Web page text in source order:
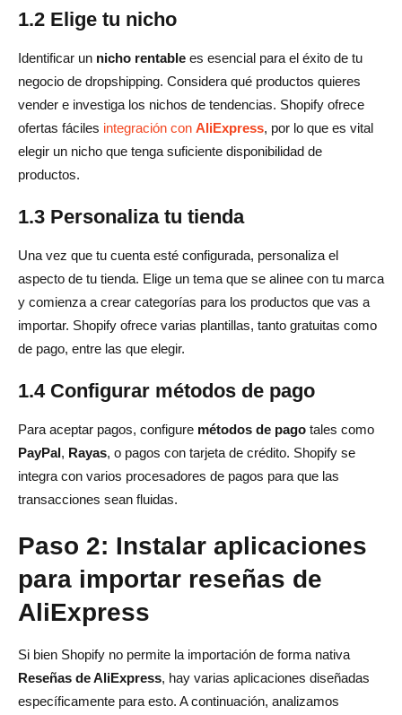
1.2 Elige tu nicho
Identificar un nicho rentable es esencial para el éxito de tu
negocio de dropshipping. Considera qué productos quieres
vender e investiga los nichos de tendencias. Shopify ofrece
ofertas fáciles integración con AliExpress, por lo que es vital
elegir un nicho que tenga suficiente disponibilidad de
productos.
1.3 Personaliza tu tienda
Una vez que tu cuenta esté configurada, personaliza el
aspecto de tu tienda. Elige un tema que se alinee con tu marca
y comienza a crear categorías para los productos que vas a
importar. Shopify ofrece varias plantillas, tanto gratuitas como
de pago, entre las que elegir.
1.4 Configurar métodos de pago
Para aceptar pagos, configure métodos de pago tales como
PayPal, Rayas, o pagos con tarjeta de crédito. Shopify se
integra con varios procesadores de pagos para que las
transacciones sean fluidas.
Paso 2: Instalar aplicaciones
para importar reseñas de
AliExpress
Si bien Shopify no permite la importación de forma nativa
Reseñas de AliExpress, hay varias aplicaciones diseñadas
específicamente para esto. A continuación, analizamos